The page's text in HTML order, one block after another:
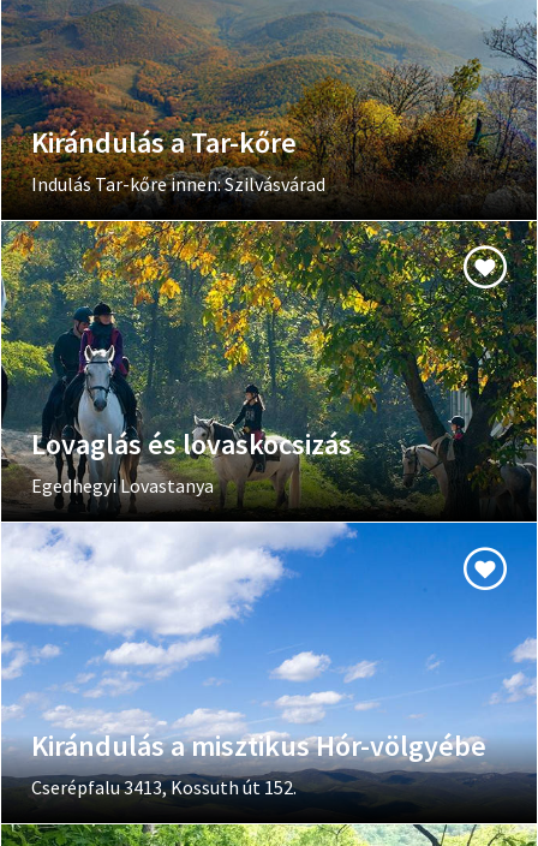
Kirándulás a Tar-kőre
Indulás Tar-kőre innen: Szilvásvárad
Lovaglás és lovaskocsizás
Egedhegyi Lovastanya
Kirándulás a misztikus Hór-völgyébe
Cserépfalu 3413, Kossuth út 152.